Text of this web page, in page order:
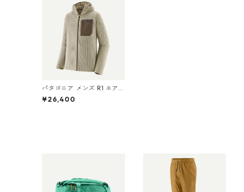
パタゴニア メンズ R1 エア
フルジップ フーディ 40256
Pelican
¥26,400